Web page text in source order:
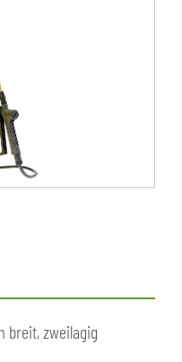
breit, zweilagig